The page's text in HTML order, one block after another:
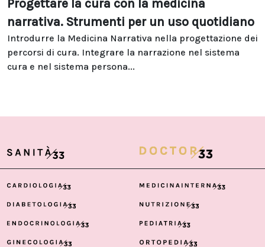
Progettare la cura con la medicina
narrativa. Strumenti per un uso quotidiano
Introdurre la Medicina Narrativa nella progettazione dei
percorsi di cura. Integrare la narrazione nel sistema
cura e nel sistema persona...